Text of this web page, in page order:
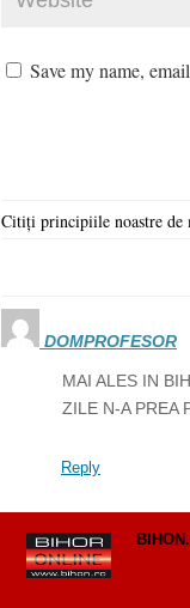
Save my name,
Citiți principiile noastre de
DOMPROFESOR
MAI ALES IN
ZILE N-A PREA
Reply